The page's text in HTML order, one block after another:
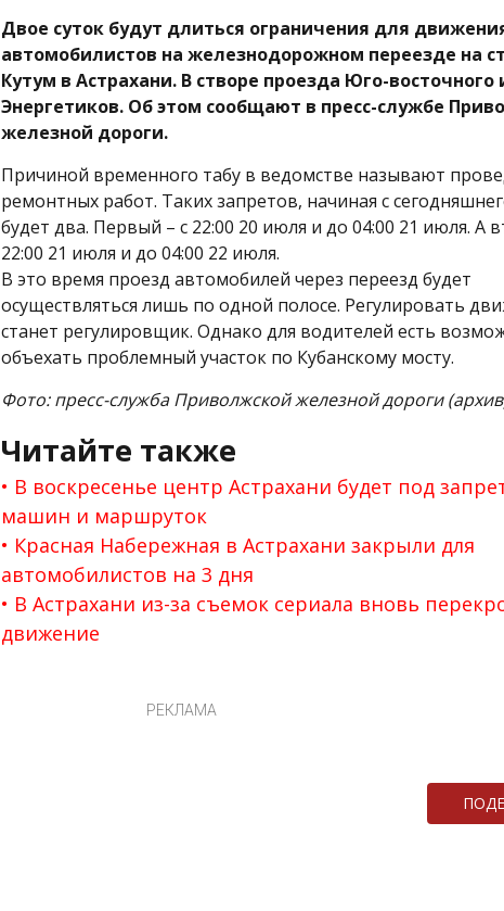
Двое суток будут длиться ограничения для
автомобилистов на железнодорожном переезде на
Кутум в Астрахани. В створе проезда Юго-восточного
Энергетиков. Об этом сообщают в пресс-службе
железной дороги.
Причиной временного табу в ведомстве называют
ремонтных работ. Таких запретов, начиная с
будет два. Первый – с 22:00 20 июля и до 04:00 21 июля. А
22:00 21 июля и до 04:00 22 июля.
В это время проезд автомобилей через переезд будет
осуществляться лишь по одной полосе. Регулировать
станет регулировщик. Однако для водителей есть
объехать проблемный участок по Кубанскому мосту.
Фото: пресс-служба Приволжской железной дороги
Читайте также
В воскресенье центр Астрахани будет под
машин и маршруток
Красная Набережная в Астрахани закрыли для
автомобилистов на 3 дня
В Астрахани из-за съемок сериала вновь
движение
РЕКЛАМА